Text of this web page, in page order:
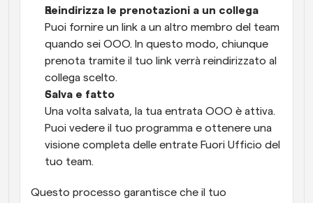
Reindirizza le prenotazioni a un collega
Puoi fornire un link a un altro membro del team
quando sei OOO. In questo modo, chiunque
prenota tramite il tuo link verrà reindirizzato al
collega scelto.
Salva e fatto
Una volta salvata, la tua entrata OOO è attiva.
Puoi vedere il tuo programma e ottenere una
visione completa delle entrate Fuori Ufficio del
tuo team.
Questo processo garantisce che il tuo